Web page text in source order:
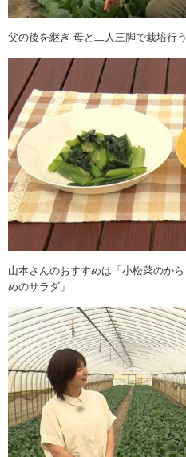
父の後を継ぎ 母と二人三脚で栽培行
山本さんのおすすめは「小松菜のか
めのサラダ」